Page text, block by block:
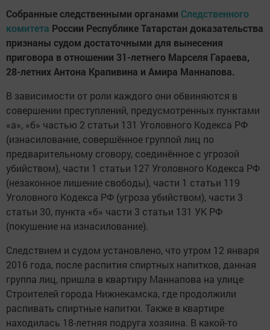
Собранные следственными органами Следственного
комитета России Республике Татарстан доказательства
признаны судом достаточными для вынесения
приговора в отношении 31-летнего Марселя Гараева,
28-летних Антона Крапивина и Амира Маннапова.
В зависимости от роли каждого они обвиняются в
совершении преступлений, предусмотренных пунктами
«а», «б» частью 2 статьи 131 Уголовного Кодекса РФ
(изнасилование, совершённое группой лиц по
предварительному сговору, соединённое с угрозой
убийством), части 1 статьи 127 Уголовного Кодекса РФ
(незаконное лишение свободы), части 1 статьи 119
Уголовного Кодекса РФ (угроза убийством), части 3
статьи 30, пункта «б» части 3 статьи 131 УК РФ
(покушение на изнасилование).
Следствием и судом установлено, что утром 12 января
2016 года, после распития спиртных напитков, данная
группа лиц, пришла в квартиру Маннапова на улице
Строителей города Нижнекамска, где продолжили
распивать спиртные напитки. Также в квартире
находилась 18-летняя подруга хозяина. В какой-то